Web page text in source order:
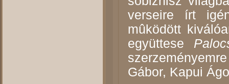
verseire írt
mûködött
együttese
Gábor, Kapui